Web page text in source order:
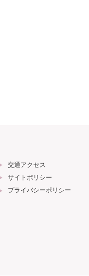
交通アクセス
サイトポリシー
プライバシーポリシー